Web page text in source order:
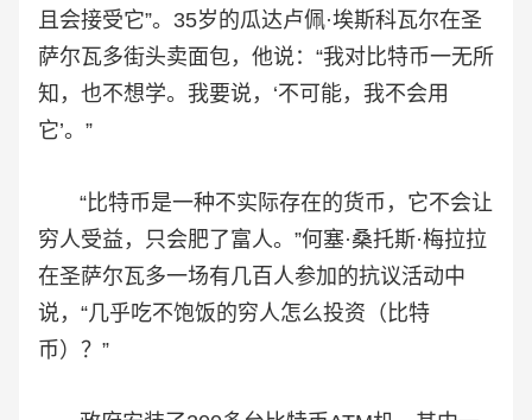
且会接受它”。35岁的瓜达卢佩·埃斯科瓦尔在圣
萨尔瓦多街头卖面包，他说：“我对比特币一无所
知，也不想学。我要说，‘不可能，我不会用
它’。”
“比特币是一种不实际存在的货币，它不会让
穷人受益，只会肥了富人。”何塞·桑托斯·梅拉拉
在圣萨尔瓦多一场有几百人参加的抗议活动中
说，“几乎吃不饱饭的穷人怎么投资（比特
币）？”